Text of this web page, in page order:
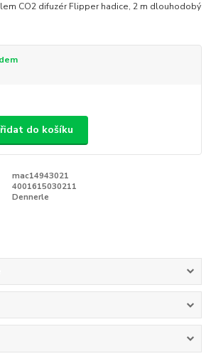
CO2 difuzér Flipper hadice, 2 m dlouhodobý
do košíku
mac14943021
4001615030211
Dennerle